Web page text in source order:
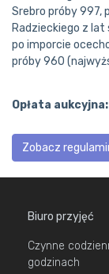
Srebro próby 997,
Radzieckiego z
po imporcie
próby 960
Opłata
Zobacz
Biuro przyjęć
Czynne
godzinach